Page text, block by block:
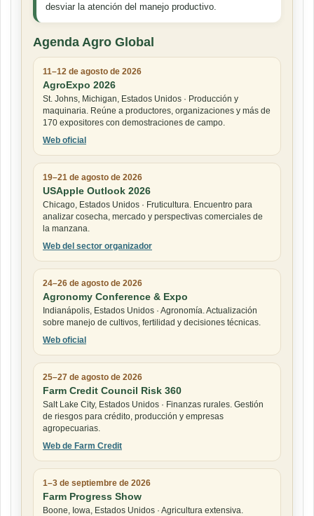
desviar la atención del manejo productivo.
Agenda Agro Global
11–12 de agosto de 2026
AgroExpo 2026
St. Johns, Michigan, Estados Unidos · Producción y
maquinaria. Reúne a productores, organizaciones y más de
170 expositores con demostraciones de campo.
Web oficial
19–21 de agosto de 2026
USApple Outlook 2026
Chicago, Estados Unidos · Fruticultura. Encuentro para
analizar cosecha, mercado y perspectivas comerciales de
la manzana.
Web del sector organizador
24–26 de agosto de 2026
Agronomy Conference & Expo
Indianápolis, Estados Unidos · Agronomía. Actualización
sobre manejo de cultivos, fertilidad y decisiones técnicas.
Web oficial
25–27 de agosto de 2026
Farm Credit Council Risk 360
Salt Lake City, Estados Unidos · Finanzas rurales. Gestión
de riesgos para crédito, producción y empresas
agropecuarias.
Web de Farm Credit
1–3 de septiembre de 2026
Farm Progress Show
Boone, Iowa, Estados Unidos · Agricultura extensiva.